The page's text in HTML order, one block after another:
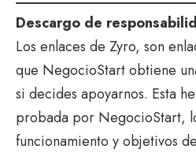
Descargo de
Los enlaces de Zyro, son
que NegocioStart obtiene
si decides apoyarnos. Esta
probada por NegocioStart,
funcionamiento y objetivos